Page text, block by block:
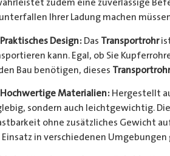
zudem eine zuverlässige
Ihrer Ladung machen
Praktisches Design: Das Transportrohr
kann. Egal, ob Sie
Bau benötigen, dieses Transportrohr
Hochwertige Materialien: Hergestellt
sondern auch leichtgewichtig.
ohne zusätzliches Gewicht
Einsatz in verschiedenen